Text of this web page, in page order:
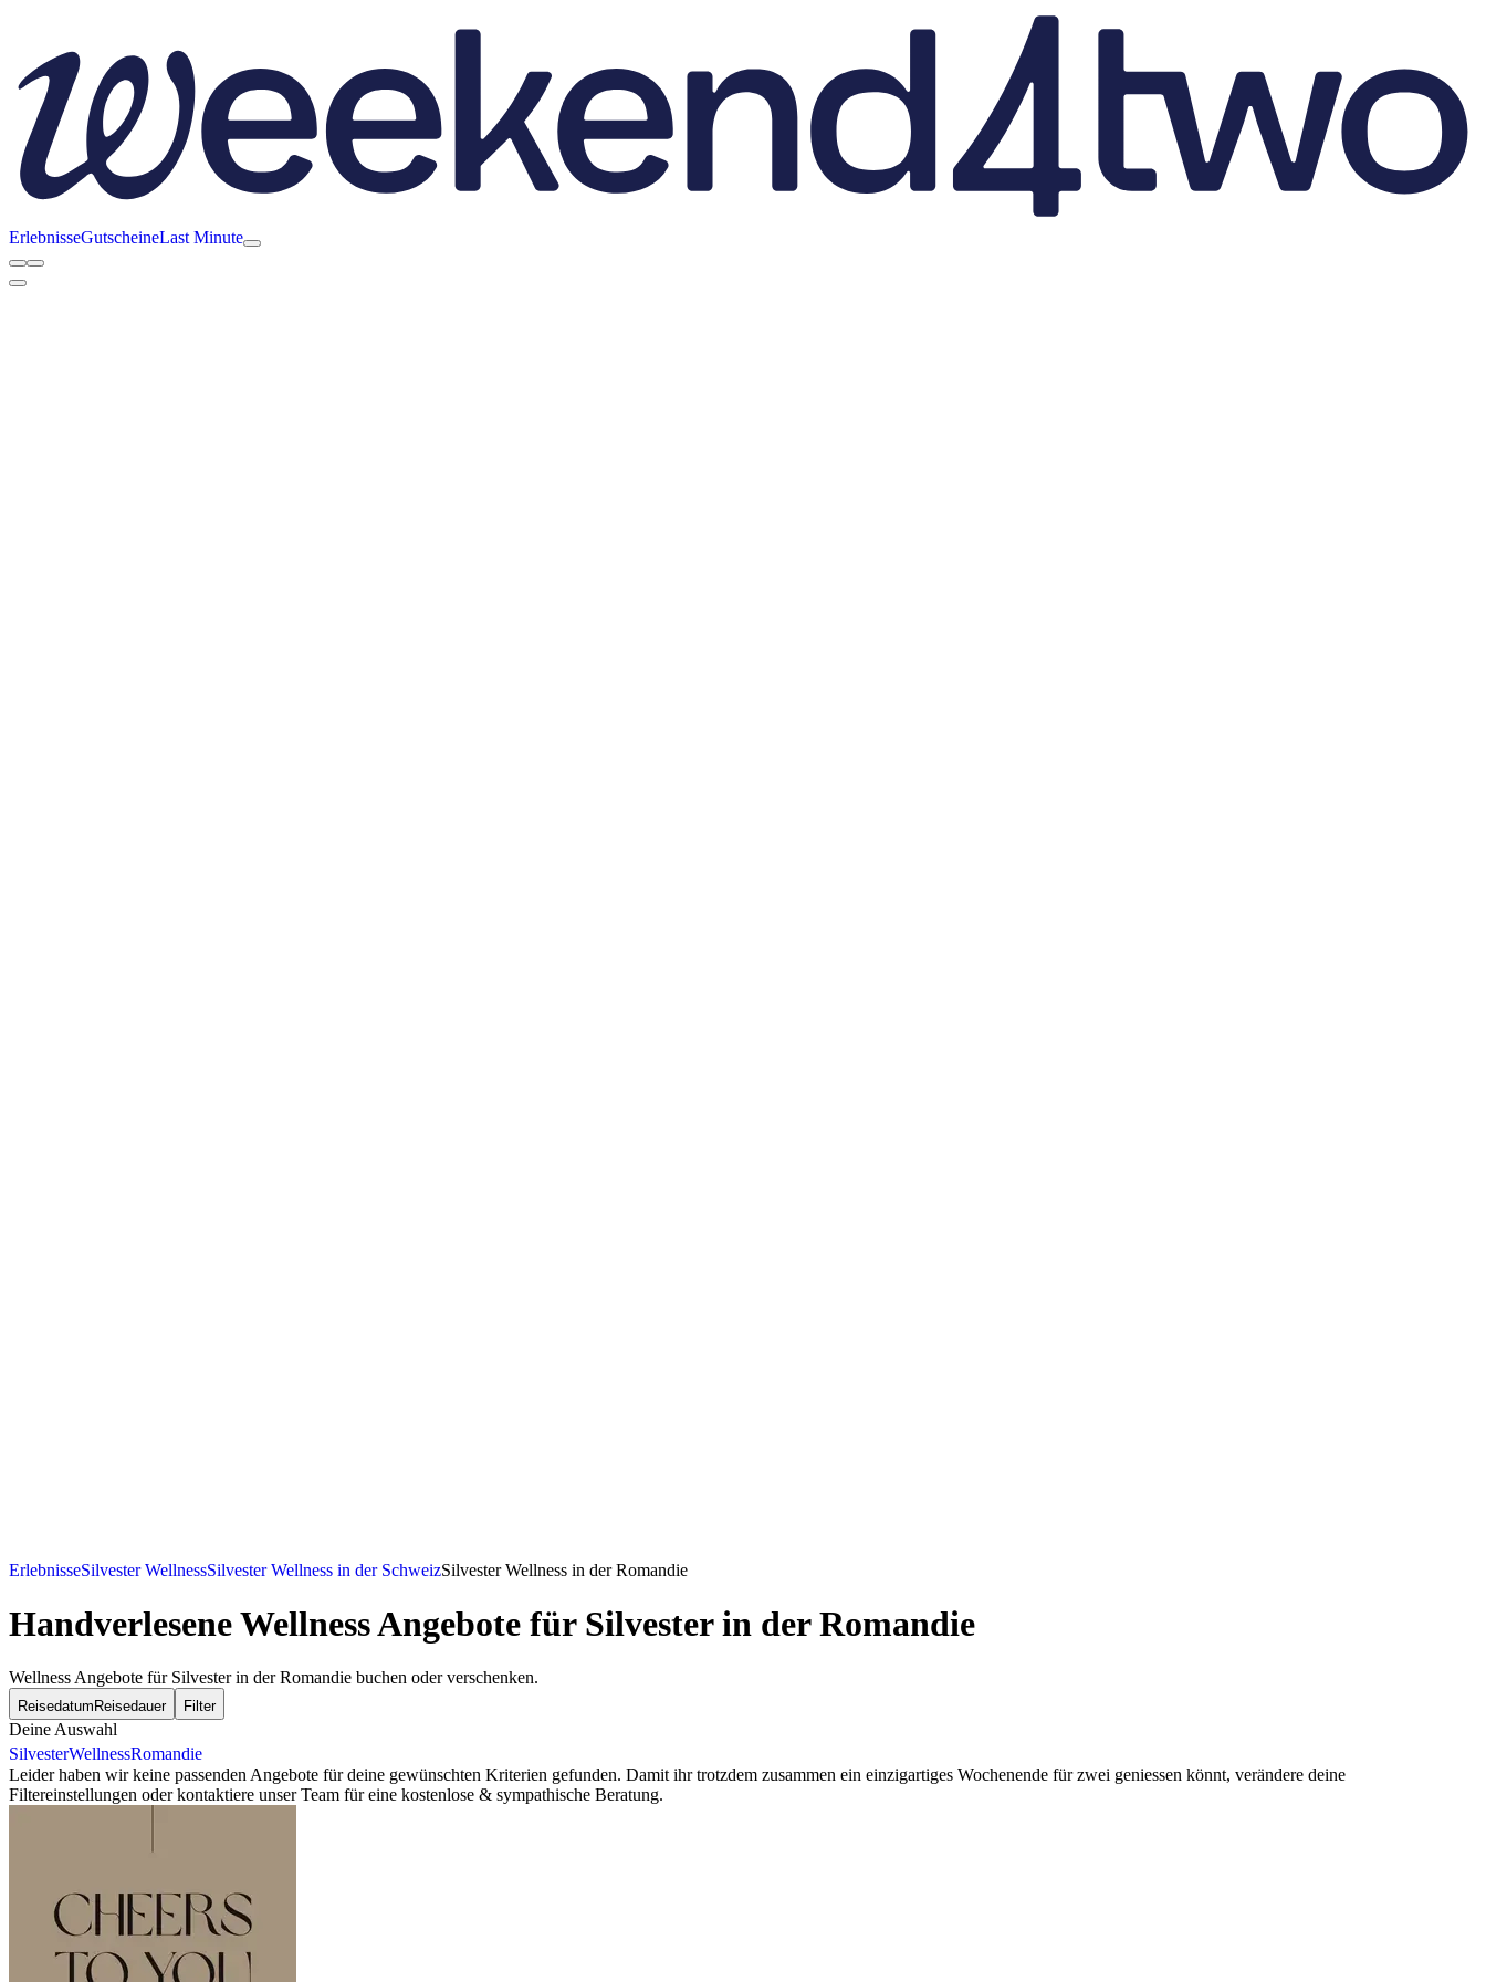
ErlebnisseGutscheineLast Minute
ErlebnisseSilvester WellnessSilvester Wellness in der SchweizSilvester Wellness in der Romandie
Handverlesene Wellness Angebote für Silvester in der Romandie
Wellness Angebote für Silvester in der Romandie buchen oder verschenken.
Reisedatum Reisedauer Filter
Deine Auswahl
SilvesterWellnessRomandie
Leider haben wir keine passenden Angebote für deine gewünschten Kriterien gefunden. Damit ihr trotzdem zusammen ein einzigartiges Wochenende für zwei geniessen könnt, verändere deine
Filtereinstellungen oder kontaktiere unser Team für eine kostenlose & sympathische Beratung.